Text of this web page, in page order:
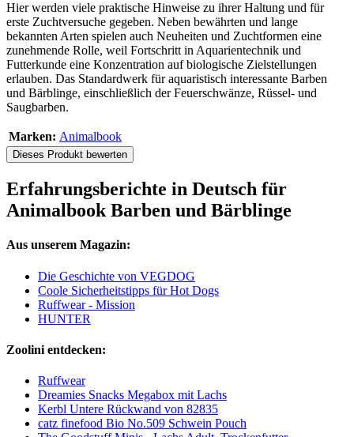
Hier werden viele praktische Hinweise zu ihrer Haltung und für
erste Zuchtversuche gegeben. Neben bewährten und lange
bekannten Arten spielen auch Neuheiten und Zuchtformen eine
zunehmende Rolle, weil Fortschritt in Aquarientechnik und
Futterkunde eine Konzentration auf biologische Zielstellungen
erlauben. Das Standardwerk für aquaristisch interessante Barben
und Bärblinge, einschließlich der Feuerschwänze, Rüssel- und
Saugbarben.
Marken: Animalbook
Dieses Produkt bewerten
Erfahrungsberichte in Deutsch für
Animalbook Barben und Bärblinge
Aus unserem Magazin:
Die Geschichte von VEGDOG
Coole Sicherheitstipps für Hot Dogs
Ruffwear - Mission
HUNTER
Zoolini entdecken:
Ruffwear
Dreamies Snacks Megabox mit Lachs
Kerbl Untere Rückwand von 82835
catz finefood Bio No.509 Schwein Pouch